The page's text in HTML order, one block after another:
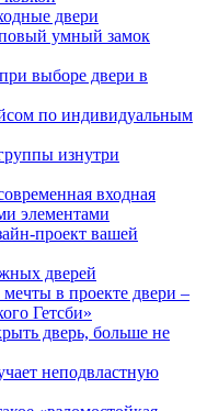
двери
умный замок
выборе двери в
по индивидуальным
изнутри
входная
элементами
проект вашей
дверей
в проекте двери –
Гетсби»
дверь, больше не
неподвластную